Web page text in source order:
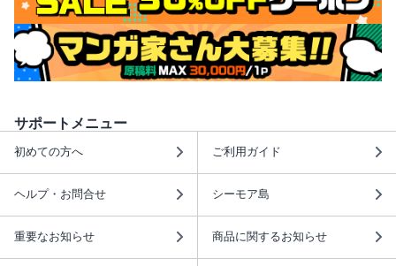
サポートメニュー
初めての方へ ご利用ガイド
ヘルプ・お問合せ シーモア島
重要なお知らせ 商品に関するお知らせ